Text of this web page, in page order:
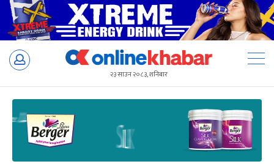
Skip
२३ साउन २०८३, शनिबार